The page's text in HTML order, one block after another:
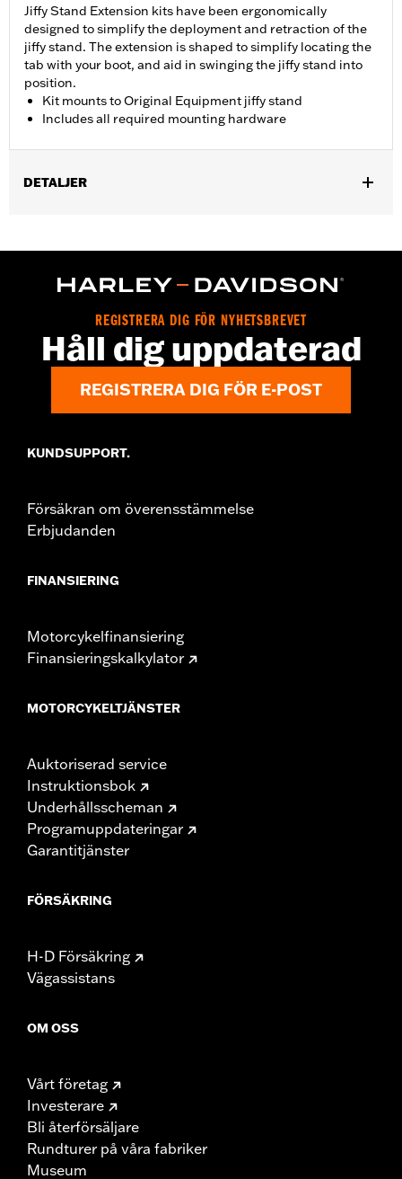
Jiffy Stand Extension kits have been ergonomically
designed to simplify the deployment and retraction of the
jiffy stand. The extension is shaped to simplify locating the
tab with your boot, and aid in swinging the jiffy stand into
position.
Kit mounts to Original Equipment jiffy stand
Includes all required mounting hardware
DETALJER
Installation Instructions
Jiffy stand and all necessary installation hardware
WARRANTY:
1 year limited warranty – Go towww.h-
d.com/warrantyfor full details
REGISTRERA DIG FÖR NYHETSBREVET
Håll dig uppdaterad
REGISTRERA DIG FÖR E-POST
KUNDSUPPORT.
Försäkran om överensstämmelse
Erbjudanden
FINANSIERING
Motorcykelfinansiering
Finansieringskalkylator
MOTORCYKELTJÄNSTER
Auktoriserad service
Instruktionsbok
Underhållsscheman
Programuppdateringar
Garantitjänster
FÖRSÄKRING
H-D Försäkring
Vägassistans
OM OSS
Vårt företag
Investerare
Bli återförsäljare
Rundturer på våra fabriker
Museum